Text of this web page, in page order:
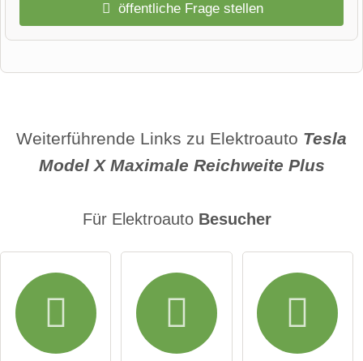
öffentliche Frage stellen
Name
Hiermit akzeptiere ich die
Datenschutzerklärunghabe ich zur Kenntnis
Weiterführende Links zu Elektroauto Tesla
Model X Maximale Reichweite Plus
Für Elektroauto Besucher